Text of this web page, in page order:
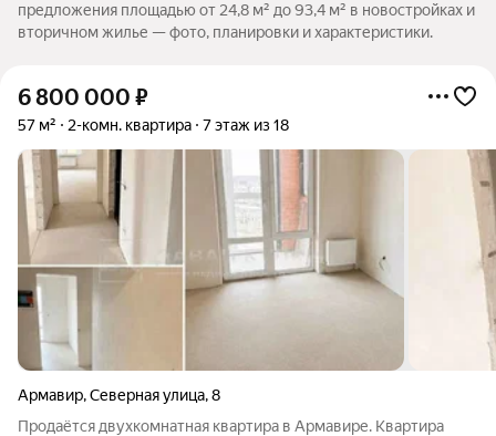
предложения площадью от 24,8 м² до 93,4 м² в новостройках и
вторичном жилье — фото, планировки и характеристики.
6 800 000 ₽
57 м² 2-комн. квартира 7 этаж из 18
Армавир,Северная улица,8
Продаётся двухкомнатная квартира в Армавире. Квартира